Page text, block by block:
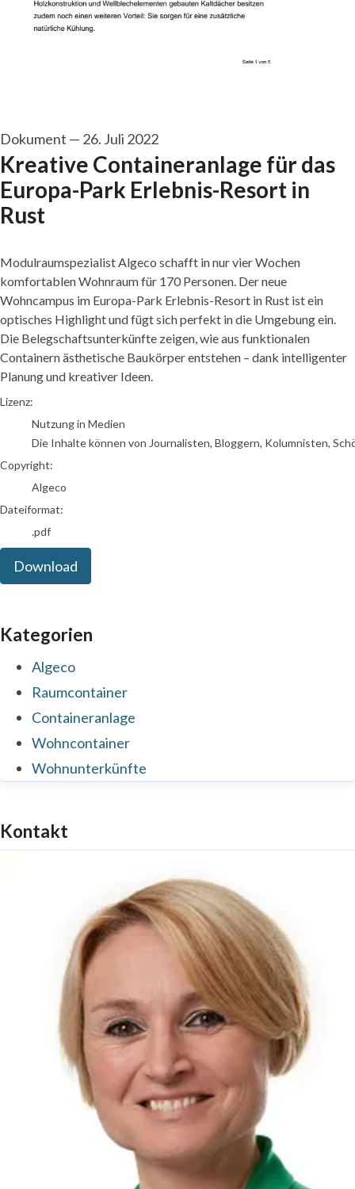
Dokument — 26. Juli 2022
Kreative Containeranlage für das
Europa-Park Erlebnis-Resort in
Rust
Modulraumspezialist Algeco schafft in nur vier Wochen
komfortablen Wohnraum für 170 Personen. Der neue
Wohncampus im Europa-Park Erlebnis-Resort in Rust ist ein
optisches Highlight und fügt sich perfekt in die Umgebung ein.
Die Belegschaftsunterkünfte zeigen, wie aus funktionalen
Containern ästhetische Baukörper entstehen – dank intelligenter
Planung und kreativer Ideen.
go to media item
Lizenz:
Nutzung in Medien
Die Inhalte können von Journalisten, Bloggern, Kolumnisten,
Copyright:
Algeco
Dateiformat:
.pdf
Download
Kategorien
Algeco
Raumcontainer
Containeranlage
Wohncontainer
Wohnunterkünfte
Kontakt